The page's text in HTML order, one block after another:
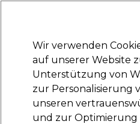
Marken Deals Haare
Lieferung
– mehr
Wir verwenden
auf unserer Website
Unterstützung von
zur Personalisierung
unseren
und zur